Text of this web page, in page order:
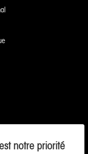
notre priorité